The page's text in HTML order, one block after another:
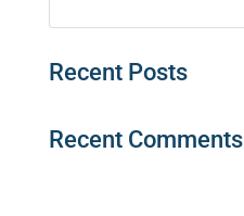
Recent Posts
Recent Comments